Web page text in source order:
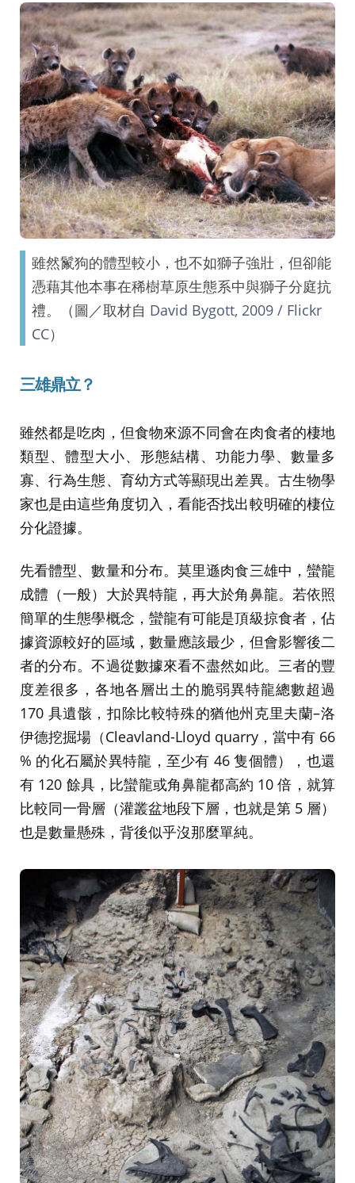
雖然鬣狗的體型較小，也不如獅子強壯，但卻能
憑藉其他本事在稀樹草原生態系中與獅子分庭抗
禮。（圖／取材自 David Bygott, 2009 / Flickr
CC）
三雄鼎立？
雖然都是吃肉，但食物來源不同會在肉食者的棲地
類型、體型大小、形態結構、功能力學、數量多
寡、行為生態、育幼方式等顯現出差異。古生物學
家也是由這些角度切入，看能否找出較明確的棲位
分化證據。
先看體型、數量和分布。莫里遜肉食三雄中，蠻龍
成體（一般）大於異特龍，再大於角鼻龍。若依照
簡單的生態學概念，蠻龍有可能是頂級掠食者，佔
據資源較好的區域，數量應該最少，但會影響後二
者的分布。不過從數據來看不盡然如此。三者的豐
度差很多，各地各層出土的脆弱異特龍總數超過
170 具遺骸，扣除比較特殊的猶他州克里夫蘭–洛
伊德挖掘場（Cleavland-Lloyd quarry，當中有 66
% 的化石屬於異特龍，至少有 46 隻個體），也還
有 120 餘具，比蠻龍或角鼻龍都高約 10 倍，就算
比較同一骨層（灌叢盆地段下層，也就是第 5 層）
也是數量懸殊，背後似乎沒那麼單純。